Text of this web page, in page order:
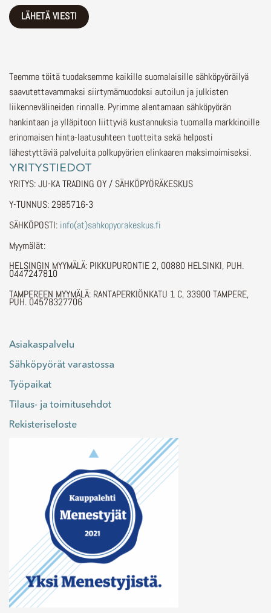
Teemme töitä tuodaksemme kaikille suomalaisille sähköpyöräilyä
saavutettavammaksi siirtymämuodoksi autoilun ja julkisten
liikennevälineiden rinnalle. Pyrimme alentamaan sähköpyörän
hankintaan ja ylläpitoon liittyviä kustannuksia tuomalla markkinoille
erinomaisen hinta-laatusuhteen tuotteita sekä helposti
lähestyttäviä palveluita polkupyörien elinkaaren maksimoimiseksi.
YRITYSTIEDOT
YRITYS: JU-KA TRADING OY / SÄHKÖPYÖRÄKESKUS
Y-TUNNUS: 2985716-3
SÄHKÖPOSTI: info(at)sahkopyorakeskus.fi
Myymälät:
HELSINGIN MYYMÄLÄ: PIKKUPURONTIE 2, 00880 HELSINKI, PUH.
0447247810
TAMPEREEN MYYMÄLÄ: RANTAPERKIÖNKATU 1 C, 33900 TAMPERE,
PUH. 04578327706
Asiakaspalvelu
Sähköpyörät varastossa
Työpaikat
Tilaus- ja toimitusehdot
Rekisteriseloste